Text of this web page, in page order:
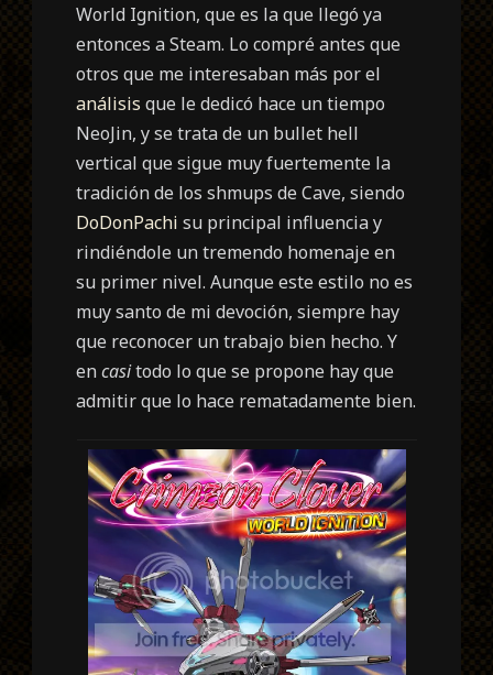
World Ignition, que es la que llegó ya
entonces a Steam. Lo compré antes que
otros que me interesaban más por el
análisis que le dedicó hace un tiempo
NeoJin, y se trata de un bullet hell
vertical que sigue muy fuertemente la
tradición de los shmups de Cave, siendo
DoDonPachi su principal influencia y
rindiéndole un tremendo homenaje en
su primer nivel. Aunque este estilo no es
muy santo de mi devoción, siempre hay
que reconocer un trabajo bien hecho. Y
encasitodo lo que se propone hay que
admitir que lo hace rematadamente bien.